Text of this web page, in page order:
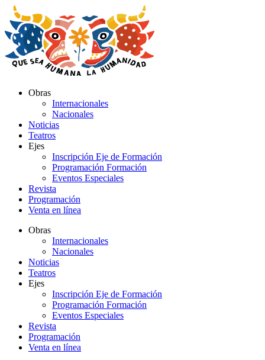
al
contenido
Obras
Internacionales
Nacionales
Noticias
Teatros
Ejes
Inscripción Eje de Formación
Programación Formación
Eventos Especiales
Revista
Programación
Venta en línea
Obras
Internacionales
Nacionales
Noticias
Teatros
Ejes
Inscripción Eje de Formación
Programación Formación
Eventos Especiales
Revista
Programación
Venta en línea